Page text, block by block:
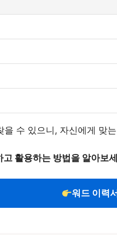
수 있으니, 자신에게 맞
활용하는 방법을 알아보
워드 이력